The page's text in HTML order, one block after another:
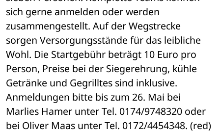
sich gerne anmelden oder werden
zusammengestellt. Auf der Wegstrecke
sorgen Versorgungsstände für das leibliche
Wohl. Die Startgebühr beträgt 10 Euro pro
Person, Preise bei der Siegerehrung, kühle
Getränke und Gegrilltes sind inklusive.
Anmeldungen bitte bis zum 26. Mai bei
Marlies Hamer unter Tel. 0174/9748320 oder
bei Oliver Maas unter Tel. 0172/4454348. (red)